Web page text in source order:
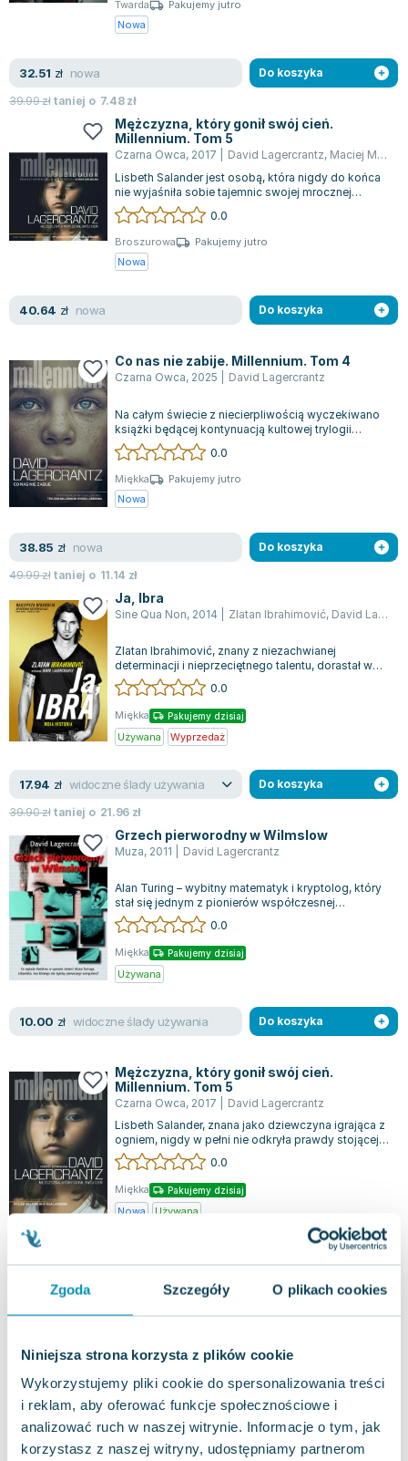
Zgoda Szczegóły O plikach cookies
Niniejsza strona korzysta z plików cookie
Wykorzystujemy pliki cookie do spersonalizowania treści
i reklam, aby oferować funkcje społecznościowe i
analizować ruch w naszej witrynie. Informacje o tym, jak
korzystasz z naszej witryny, udostępniamy partnerom
Twarda
Pakujemy jutro
Nowa
32.51 zł nowa
39.99złtaniej o 7.48zł
Do koszyka
Mężczyzna, który gonił swój cień.
Millennium. Tom 5
Czarna Owca, 2017 David Lagercrantz, Maciej Muszalski
Lisbeth Salander jest osobą, która nigdy do końca
nie wyjaśniła sobie tajemnic swojej mrocznej
przeszłości. Po tym, jak Holger Pal...
0.0
Broszurowa
Pakujemy jutro
Nowa
40.64 zł nowa Do koszyka
Co nas nie zabije. Millennium. Tom 4
Czarna Owca, 2025 David Lagercrantz
Na całym świecie z niecierpliwością wyczekiwano
książki będącej kontynuacją kultowej trylogii
Millennium stworzonej przez Stiega L...
0.0
Miękka
Pakujemy jutro
Nowa
38.85 zł nowa
49.99złtaniej o 11.14 zł
Do koszyka
Ja, Ibra
Sine Qua Non, 2014 Zlatan Ibrahimović, David Lagercrantz
Zlatan Ibrahimović, znany z niezachwianej
determinacji i nieprzeciętnego talentu, dorastał w
trudnej dzielnicy Rosengård na obrzeż...
0.0
Miękka Pakujemy dzisiaj
Używana Wyprzedaż
17.94 zł widoczne ślady używania
39.90złtaniej o 21.96 zł
Do koszyka
Grzech pierworodny w Wilmslow
Muza, 2011 David Lagercrantz
Alan Turing – wybitny matematyk i kryptolog, który
stał się jednym z pionierów współczesnej
informatyki, jest bohaterem pasjonując...
0.0
Miękka Pakujemy dzisiaj
Używana
10.00 zł widoczne ślady używania Do koszyka
Mężczyzna, który gonił swój cień.
Millennium. Tom 5
Czarna Owca, 2017
David Lagercrantz
Lisbeth Salander, znana jako dziewczyna igrająca z
ogniem, nigdy w pełni nie odkryła prawdy stojącej
za traumatycznymi wydarzeniam...
0.0
Miękka Pakujemy dzisiaj
Nowa Używana
taniej o
Każdy skrywa swoje ciemne sekrety, choć nie
każdy potrafi je znieść. W Sztokholmie brutalnie
zamordowany zostaje sędzia piłkarski,...
Miękka Pakujemy dzisiaj
Nowa Używana